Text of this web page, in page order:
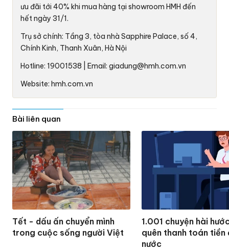
ưu đãi tới 40% khi mua hàng tại showroom HMH đến
hết ngày 31/1.
Trụ sở chính: Tầng 3, tòa nhà Sapphire Palace, số 4,
Chính Kinh, Thanh Xuân, Hà Nội
Hotline: 19001538 | Email: giadung@hmh.com.vn
Website: hmh.com.vn
Bài liên quan
Tết - dấu ấn chuyển mình
trong cuộc sống người Việt
1.001 chuyện hài
quên thanh toán tiền
nước